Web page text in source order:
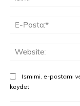
Ismimi, e-postamı
kaydet.